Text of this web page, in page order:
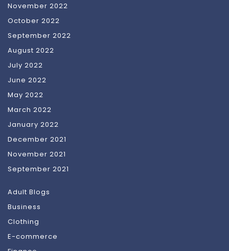
November 2022
October 2022
September 2022
August 2022
July 2022
June 2022
May 2022
March 2022
January 2022
December 2021
November 2021
September 2021
Adult Blogs
Business
Clothing
E-commerce